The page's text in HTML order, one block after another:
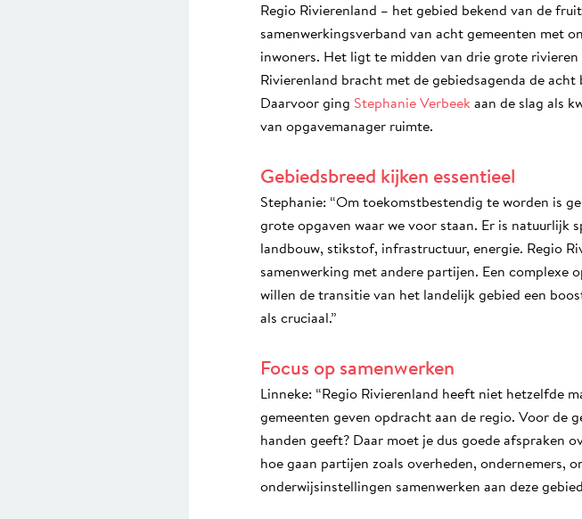
Regio Rivierenland – het gebied bekend van de
samenwerkingsverband van acht gemeenten met
inwoners. Het ligt te midden van drie grote
Rivierenland bracht met de gebiedsagenda de
Daarvoor ging Stephanie Verbeek aan de slag als
van opgavemanager ruimte.
Gebiedsbreed kijken essentieel
Stephanie: “Om toekomstbestendig te worden is
grote opgaven waar we voor staan. Er is natuurlijk
landbouw, stikstof, infrastructuur, energie. Regio
samenwerking met andere partijen. Een complexe
willen de transitie van het landelijk gebied een
als cruciaal.”
Focus op samenwerken
Linneke: “Regio Rivierenland heeft niet hetzelfde
gemeenten geven opdracht aan de regio. Voor de
handen geeft? Daar moet je dus goede afspraken
hoe gaan partijen zoals overheden, ondernemers,
onderwijsinstellingen samenwerken aan deze